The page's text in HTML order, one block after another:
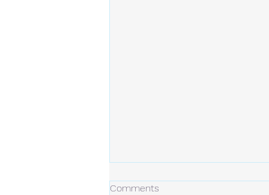
冬の日
Comments